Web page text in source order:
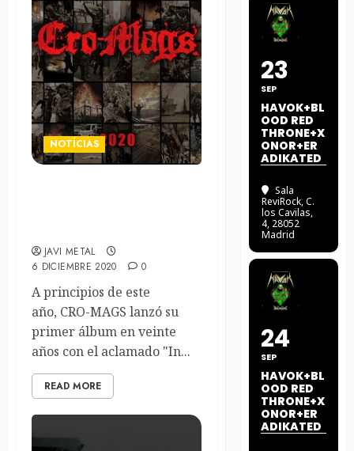
NOTÍCIAS
JAVI METAL
6 DICIEMBRE 2020
0
A principios de este
año, CRO-MAGS lanzó su
primer álbum en veinte
años con el aclamado "In...
READ MORE
23
SEP
HAVOK+BL
OOD RED
THRONE+X
ONOR+ER
ADIKATED
Sala
ReviRock, C.
los Cavilas,
4, 28052
Madrid
24
SEP
HAVOK+BL
OOD RED
THRONE+X
ONOR+ER
ADIKATED